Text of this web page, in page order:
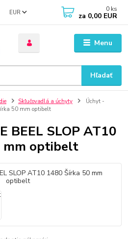
Menu
EUR
Hľadať
0 ks
za 0,00 EUR
Skľučovadlá a úchyty
Úchyt -
50 mm optibelt
BEEL SLOP AT10
mm optibelt